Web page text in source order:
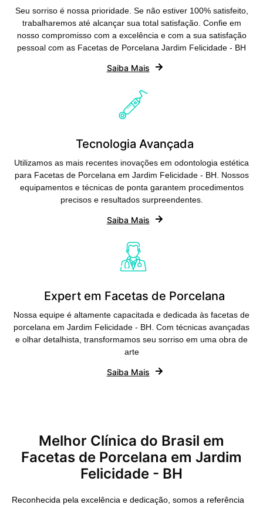
Seu sorriso é nossa prioridade. Se não estiver 100% satisfeito,
trabalharemos até alcançar sua total satisfação. Confie em
nosso compromisso com a excelência e com a sua satisfação
pessoal com as Facetas de Porcelana Jardim Felicidade - BH
Saiba Mais
Tecnologia Avançada
Utilizamos as mais recentes inovações em odontologia estética
para Facetas de Porcelana em Jardim Felicidade - BH. Nossos
equipamentos e técnicas de ponta garantem procedimentos
precisos e resultados surpreendentes.
Saiba Mais
Expert em Facetas de Porcelana
Nossa equipe é altamente capacitada e dedicada às facetas de
porcelana em Jardim Felicidade - BH. Com técnicas avançadas
e olhar detalhista, transformamos seu sorriso em uma obra de
arte
Saiba Mais
Melhor Clínica do Brasil em
Facetas de Porcelana em Jardim
Felicidade - BH
Reconhecida pela excelência e dedicação, somos a referência